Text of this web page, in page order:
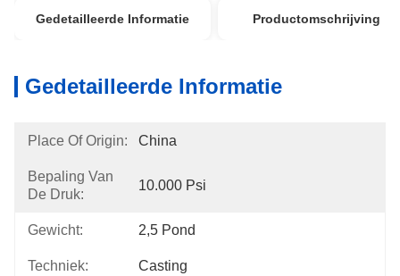
Gedetailleerde Informatie Productomschrijving
Gedetailleerde Informatie
Place Of Origin: China
Bepaling Van
De Druk:
10.000 Psi
Gewicht: 2,5 Pond
Techniek: Casting